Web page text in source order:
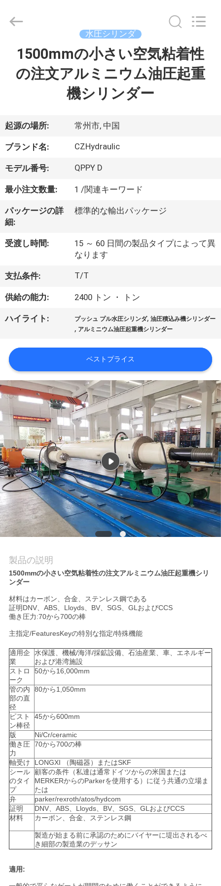
品
ビ
デ
わ
し
た
ち
つ
い
て
工
場
ツ
ア
ー
品
質
管
理
連
絡
く
だ
さ
い
引
金
を
求
め
て
CHANGZHOU
CO.,LTD.
Reserved.
水圧シリンダ
1500mmの小さい空気粘着性
の注文アルミニウム油圧起重
機シリンダー
起源の場所: 常州市, 中国
ブランド名: CZHydraulic
モデル番号: QPPY D
最小注文数量: 1 /関連キーワード
パッケージの詳
細:
標準的な輸出パッケージ
受渡し時間:
15 ～ 60 日間の製品タイプによって異
なります
支払条件: T/T
供給の能力: 2400 トン ・ トン
ハイライト: プッシュ プル水圧シリンダ,油圧積込み機シリンダー
, アルミニウム油圧起重機シリンダー
ベストプライス
製品の説明
1500mmの小さい空気粘着性の注文アルミニウム油圧起重機シリ
ンダー
材料はカーボン、合金、ステンレス鋼である
証明DNV、ABS、Lloyds、BV、SGS、GLおよびCCS
働き圧力:70から700の棒
主指定/FeaturesKeyの特別な指定/特殊機能
適用企
業
水保護、機械/海洋/採鉱設備、石油産業、車、エネルギー
および港湾施設
ストロ
ーク
50から16,000mm
管の内
部の直
径
80から1,050mm
ピスト
ン棒径
45から600mm
版
Ni/Cr/ceramic
働き圧
力
70から700の棒
軸受け
LONGXI （陶磁器）またはSKF
シール
のタイ
プ
顧客の条件（私達は通常ドイツからの米国または
MERKERからのParkerを使用する）に従う共通の立場ま
たは
弁
parker/rexroth/atos/hydcom
証明
DNV、ABS、Lloyds、BV、SGS、GLおよびCCS
材料
カーボン、合金、ステンレス鋼
製造が始まる前に承認のためにバイヤーに堤出されるべ
き細部の製造業のデッサン
適用: